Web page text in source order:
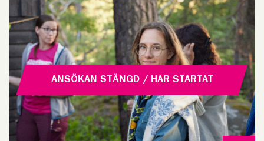
ANSÖKAN STÄNGD / HAR STARTAT